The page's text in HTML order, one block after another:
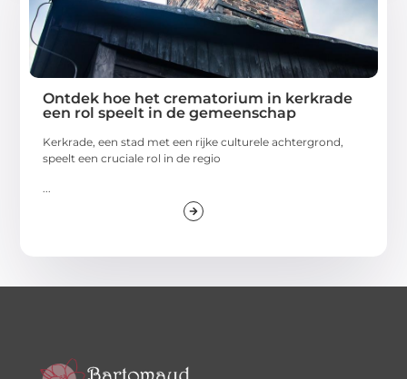
Ontdek hoe het crematorium in kerkrade
een rol speelt in de gemeenschap
Kerkrade, een stad met een rijke culturele achtergrond,
speelt een cruciale rol in de regio